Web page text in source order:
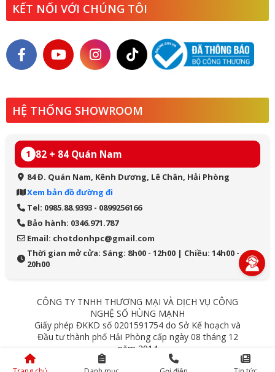
KẾT NỐI VỚI CHÚNG TÔI
HỆ THỐNG SHOWROOM
1 82 + 84 Quán Nam
84 Đ. Quán Nam, Kênh Dương, Lê Chân, Hải Phòng
Xem bản đồ đường đi
Tel: 0985.88.9393 - 0899256166
Bảo hành: 0346.971.787
Email: chotdonhpc@gmail.com
Thời gian mở cửa: Sáng: 8h00 - 12h00 | Chiều: 14h00 -
20h00
CÔNG TY TNHH THƯƠNG MẠI VÀ DỊCH VỤ CÔNG
NGHỆ SỐ HÙNG MẠNH
Giấy phép ĐKKD số 0201591754 do Sở Kế hoạch và
Đầu tư thành phố Hải Phòng cấp ngày 08 tháng 12
năm 2014
84 Quán Nam - Lê Chân - Hải Phòng